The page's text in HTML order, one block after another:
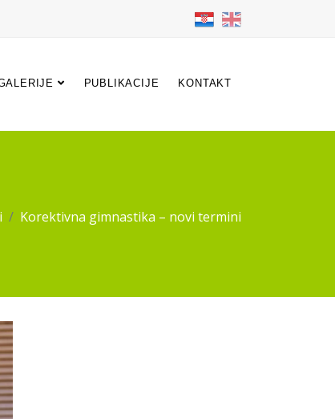
PUBLIKACIJE KONTAKT
Korektivna gimnastika – novi termini